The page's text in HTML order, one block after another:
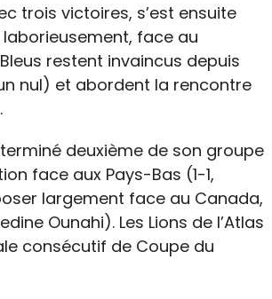
trois victoires, s’est ensuite
face au
restent invaincus depuis
nul) et abordent la rencontre
deuxième de son groupe
face aux Pays-Bas (1-1,
largement face au Canada,
Ounahi). Les Lions de l’Atlas
consécutif de Coupe du